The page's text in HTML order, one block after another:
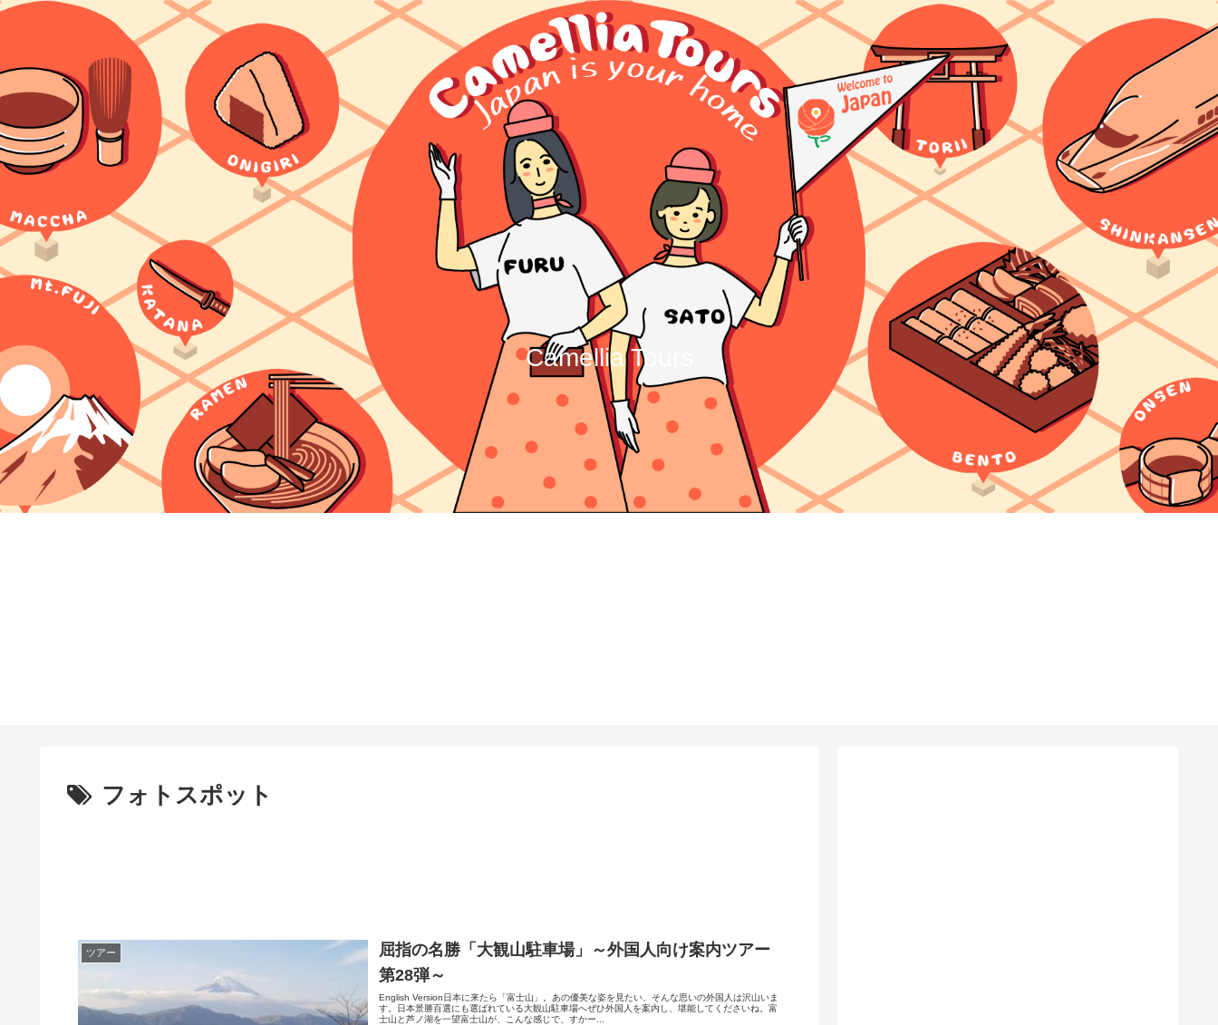
Camellia Tours
フォトスポット
ツアー
屈指の名勝「大観山駐車場」～外国人向け案内ツアー
第28弾～
English Version日本に来たら「富士山」。あの優美な姿を見たい、そんな思いの外国人は沢山いま
す。日本景勝百選にも選ばれている大観山駐車場へぜひ外国人を案内し、堪能してくださいね。富
士山と芦ノ湖を一望富士山が、こんな感じで、すかー...